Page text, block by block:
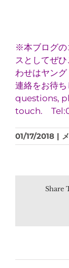
※本ブログの
スとしてぜ
わせはヤン
連絡をお待
questions,
touch.
01/17/2018 |
Share